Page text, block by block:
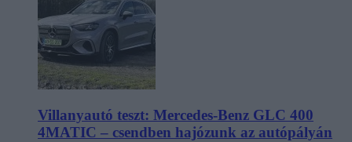
Villanyautó teszt: Mercedes-Benz GLC 400
4MATIC – csendben hajózunk az autópályán